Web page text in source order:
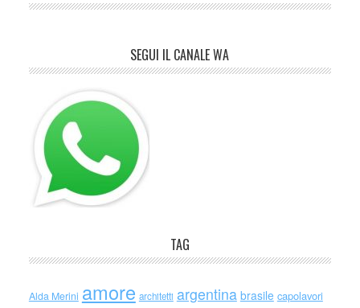
SEGUI IL CANALE WA
TAG
Alda Merini amore architetti argentina brasile capolavori